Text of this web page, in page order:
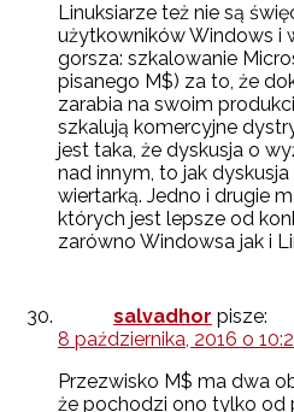
Linuksiarze też nie są
użytkowników Windows i
gorsza: szkalowanie
pisanego M$) za to, że
zarabia na swoim
szkalują komercyjne
jest taka, że dyskusja o
nad innym, to jak
wiertarką. Jedno i drugie
których jest lepsze od
zarówno Windowsa jak i
salvadhor pisze:
8 października, 2016 o
Przezwisko M$ ma dwa
że pochodzi ono tylko od